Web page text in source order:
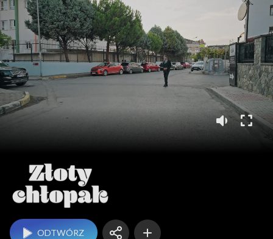
Złoty chłopak
ODTWÓRZ